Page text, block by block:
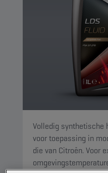
Volledig synthetische
voor toepassing in
die van Citroën. Voor